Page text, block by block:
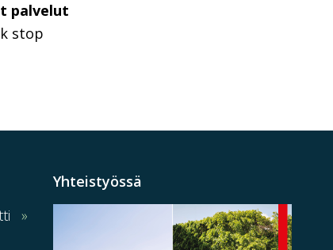
palvelut
stop
Yhteistyössä